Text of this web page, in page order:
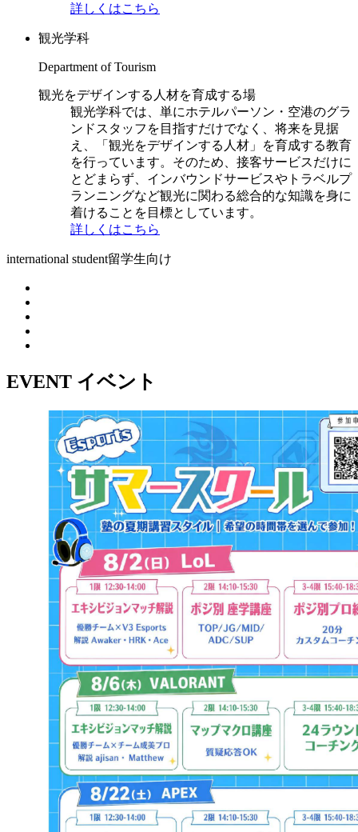
詳しくはこちら
観光学科
Department of Tourism
観光をデザインする人材を育成する場
観光学科では、単にホテルパーソン・空港のグラ
ンドスタッフを目指すだけでなく、将来を見据
え、「観光をデザインする人材」を育成する教育
を行っています。そのため、接客サービスだけに
とどまらず、インバウンドサービスやトラベルプ
ランニングなど観光に関わる総合的な知識を身に
着けることを目標としています。
詳しくはこちら
international student留学生向け
EVENT イベント